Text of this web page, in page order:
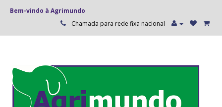
Bem-vindo à Agrimundo
Chamada para rede fixa nacional